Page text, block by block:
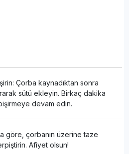
Çorba kaynadıktan sonra
sütü ekleyin. Birkaç dakika
devam edin.
göre, çorbanın üzerine taze
Afiyet olsun!